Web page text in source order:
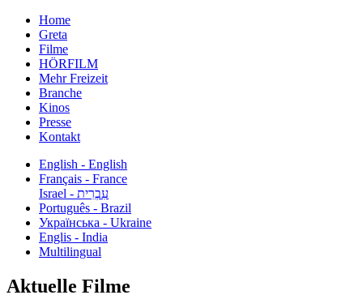
Home
Greta
Filme
HÖRFILM
Mehr Freizeit
Branche
Kinos
Presse
Kontakt
English - English
Français - France
עִבְרִית - Israel
Português - Brazil
Українська - Ukraine
Englis - India
Multilingual
Aktuelle Filme